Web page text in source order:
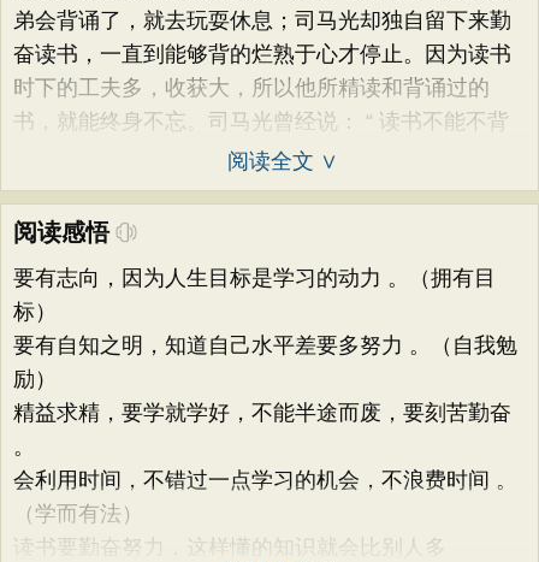
弟会背诵了，就去玩耍休息；司马光却独自留下来勤
奋读书，一直到能够背的烂熟于心才停止。因为读书
时下的工夫多，收获大，所以他所精读和背诵过的
书，就能终身不忘。司马光曾经说： “ 读书不能不背
阅读全文 ∨
阅读感悟
要有志向，因为人生目标是学习的动力 。（拥有目
标）
要有自知之明，知道自己水平差要多努力 。（自我勉
励）
精益求精，要学就学好，不能半途而废，要刻苦勤奋
。
会利用时间，不错过一点学习的机会，不浪费时间 。
（学而有法）
读书要勤奋努力，这样懂的知识就会比别人多